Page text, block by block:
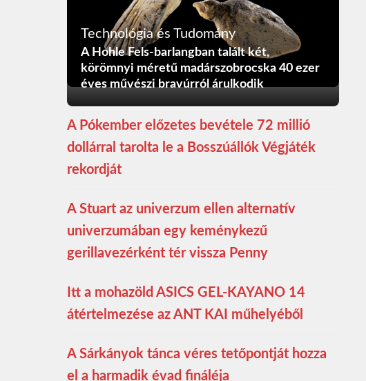
Technológia és Tudomány
A Hohle Fels-barlangban talált két,
körömnyi méretű madárszobrocska 40 ezer
éves művészi bravúrról árulkodik
A Pókember előzetes bevétele 72 millió
dollárral tarolta le a Bosszúállók Végjáték
rekordját
A Stuart az univerzum ellen alternatív
univerzumában egy keménykezű
gerillavezérként tér vissza Penny
Itt a mohazöld ASICS GEL-KAYANO 14
átértelmezése az ANT KAI műhelyéből
A Sárkányok tánca véres tetőpontját hozza
el a harmadik évad fináléja